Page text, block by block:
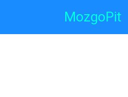
MozgoPit